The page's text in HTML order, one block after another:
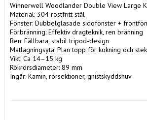
Winnerwell Woodlander Double View Large
Material: 304 rostfritt stål
Fönster: Dubbelglasade sidofönster +
Förbränning: Effektiv dragteknik, ren bränning
Ben: Fällbara, stabil tripod-design
Matlagningsyta: Plan topp för kokning och
Vikt: Ca 14–15 kg
Rökrörsdiameter: 89 mm
Ingår: Kamin, rörsektioner, gnistskyddshuv